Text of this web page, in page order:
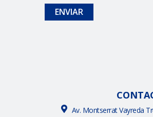
ENVIAR
Av. Montserrat Vayreda